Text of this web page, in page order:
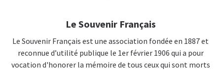
Le Souvenir Français
Le Souvenir Français est une association fondée en 1887 et
reconnue d’utilité publique le 1er février 1906 qui a pour
vocation d'honorer la mémoire de tous ceux qui sont morts